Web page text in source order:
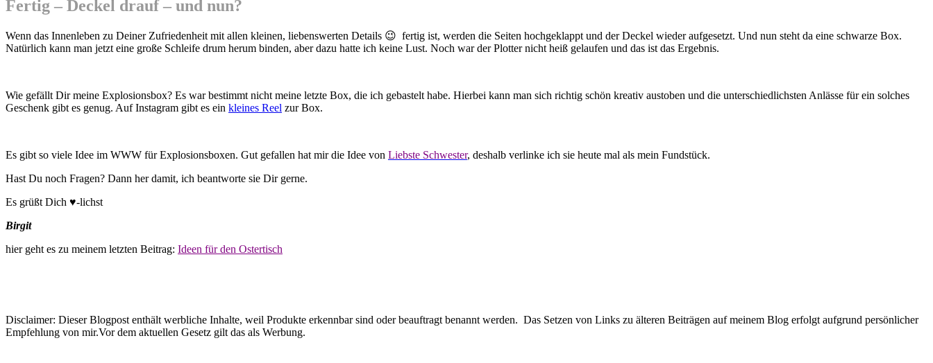
Fertig – Deckel drauf – und nun?
Wenn das Innenleben zu Deiner Zufriedenheit mit allen kleinen, liebenswerten Details 😉 fertig ist, werden die Seiten hochgeklappt und der Deckel wieder aufgesetzt. Und nun steht da eine schwarze Box.
Natürlich kann man jetzt eine große Schleife drum herum binden, aber dazu hatte ich keine Lust. Noch war der Plotter nicht heiß gelaufen und das ist das Ergebnis.
Wie gefällt Dir meine Explosionsbox? Es war bestimmt nicht meine letzte Box, die ich gebastelt habe. Hierbei kann man sich richtig schön kreativ austoben und die unterschiedlichsten Anlässe für ein solches
Geschenk gibt es genug. Auf Instagram gibt es ein kleines Reel zur Box.
Es gibt so viele Idee im WWW für Explosionsboxen. Gut gefallen hat mir die Idee von Liebste Schwester, deshalb verlinke ich sie heute mal als mein Fundstück.
Hast Du noch Fragen? Dann her damit, ich beantworte sie Dir gerne.
Es grüßt Dich ♥-lichst
Birgit
hier geht es zu meinem letzten Beitrag: Ideen für den Ostertisch
Disclaimer: Dieser Blogpost enthält werbliche Inhalte, weil Produkte erkennbar sind oder beauftragt benannt werden. Das Setzen von Links zu älteren Beiträgen auf meinem Blog erfolgt aufgrund persönlicher
Empfehlung von mir.Vor dem aktuellen Gesetz gilt das als Werbung.